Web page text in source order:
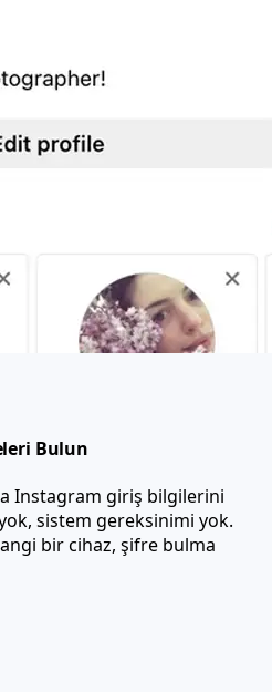
Bulun
Instagram giriş bilgilerini
sistem gereksinimi yok.
bir cihaz, şifre bulma